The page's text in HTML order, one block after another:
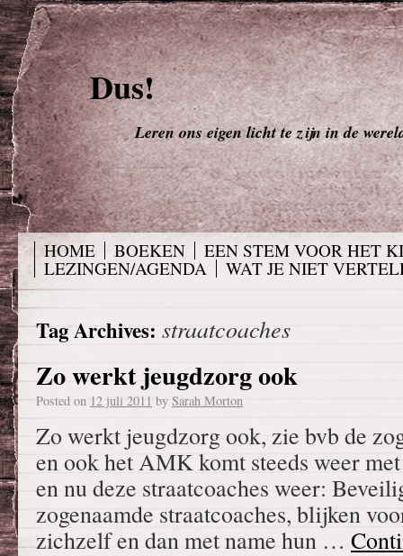
Dus!
Leren ons eigen licht te zijn in de
HOME BOEKEN
EEN STEM VOOR HET
LEZINGEN/AGENDA
WAT JE NIET
Tag Archives: straatcoaches
Zo werkt jeugdzorg ook
Posted on 12 juli 2011 by Sarah Morton
Zo werkt jeugdzorg ook, zie bvb de
en ook het AMK komt steeds weer
en nu deze straatcoaches weer:
zogenaamde straatcoaches, blijken
zichzelf en dan met name hun …